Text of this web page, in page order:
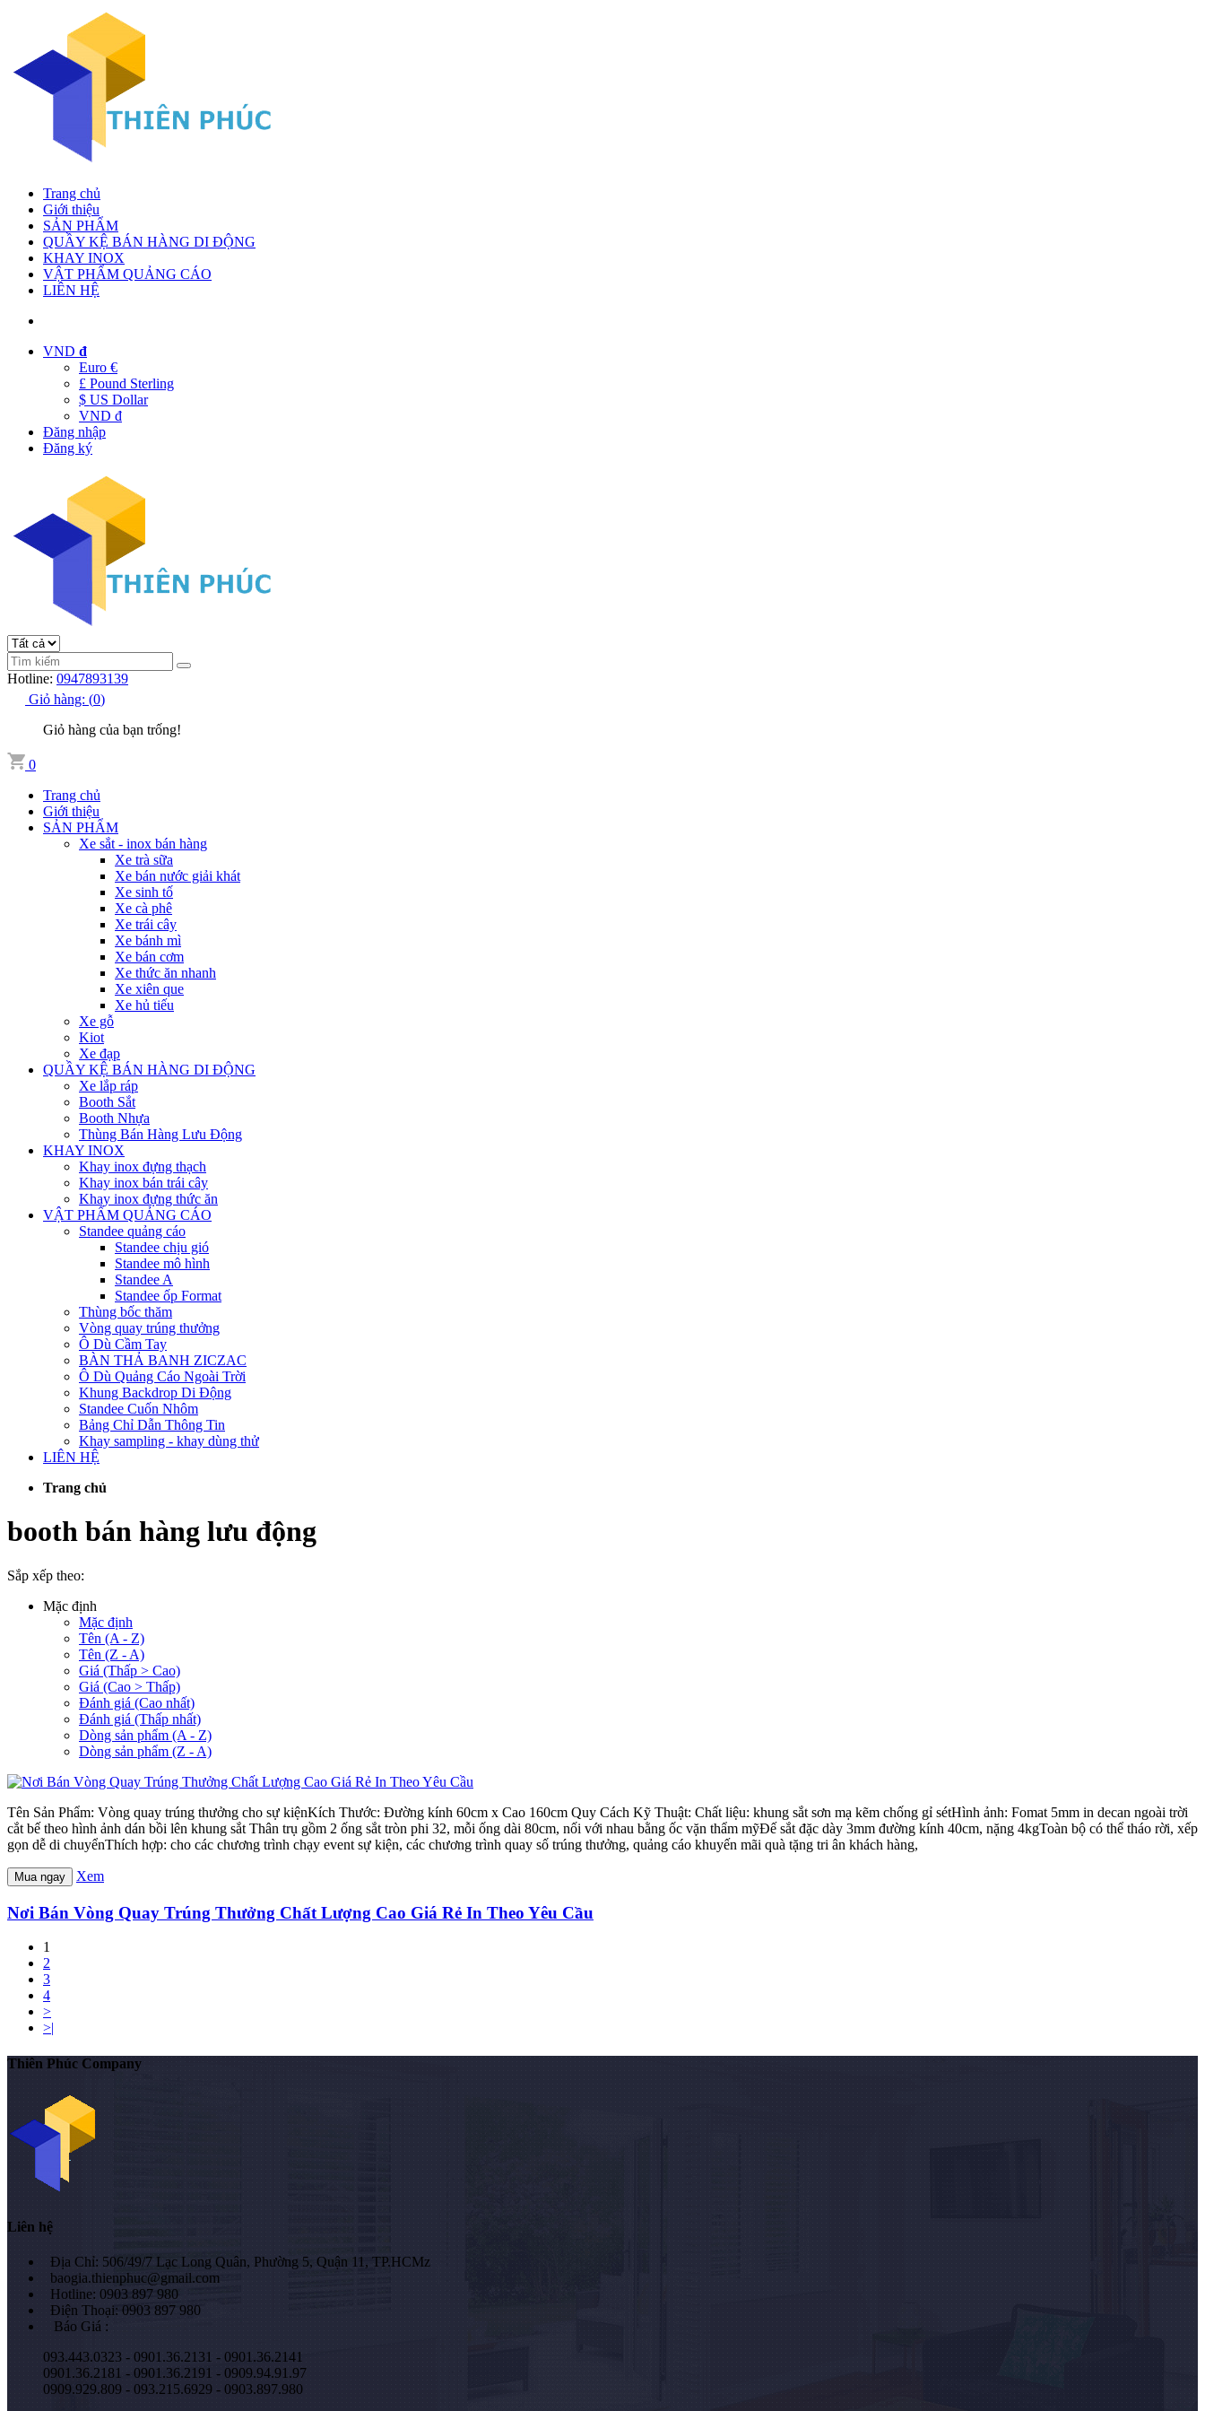
Trang chủ
Giới thiệu
SẢN PHẨM
QUẦY KỆ BÁN HÀNG DI ĐỘNG
KHAY INOX
VẬT PHẨM QUẢNG CÁO
LIÊN HỆ
VND đ
Euro €
£ Pound Sterling
$ US Dollar
VND đ
Đăng nhập
Đăng ký
Hotline: 0947893139
Giỏ hàng: (0)
Giỏ hàng của bạn trống!
0
Trang chủ
Giới thiệu
SẢN PHẨM
Xe sắt - inox bán hàng
Xe trà sữa
Xe bán nước giải khát
Xe sinh tố
Xe cà phê
Xe trái cây
Xe bánh mì
Xe bán cơm
Xe thức ăn nhanh
Xe xiên que
Xe hủ tiếu
Xe gỗ
Kiot
Xe đạp
QUẦY KỆ BÁN HÀNG DI ĐỘNG
Xe lắp ráp
Booth Sắt
Booth Nhựa
Thùng Bán Hàng Lưu Động
KHAY INOX
Khay inox đựng thạch
Khay inox bán trái cây
Khay inox đựng thức ăn
VẬT PHẨM QUẢNG CÁO
Standee quảng cáo
Standee chịu gió
Standee mô hình
Standee A
Standee ốp Format
Thùng bốc thăm
Vòng quay trúng thưởng
Ô Dù Cầm Tay
BÀN THẢ BANH ZICZAC
Ô Dù Quảng Cáo Ngoài Trời
Khung Backdrop Di Động
Standee Cuốn Nhôm
Bảng Chỉ Dẫn Thông Tin
Khay sampling - khay dùng thử
LIÊN HỆ
Trang chủ
booth bán hàng lưu động
Sắp xếp theo:
Mặc định
Mặc định
Tên (A - Z)
Tên (Z - A)
Giá (Thấp > Cao)
Giá (Cao > Thấp)
Đánh giá (Cao nhất)
Đánh giá (Thấp nhất)
Dòng sản phẩm (A - Z)
Dòng sản phẩm (Z - A)
Tên Sản Phẩm: Vòng quay trúng thưởng cho sự kiệnKích Thước: Đường kính 60cm x Cao 160cm Quy Cách Kỹ Thuật: Chất liệu: khung sắt sơn mạ kẽm chống gỉ sétHình ảnh: Fomat 5mm in decan ngoài trời
cắt bế theo hình ảnh dán bồi lên khung sắt Thân trụ gồm 2 ống sắt tròn phi 32, mỗi ống dài 80cm, nối với nhau bằng ốc vặn thẩm mỹĐế sắt đặc dày 3mm đường kính 40cm, nặng 4kgToàn bộ có thể tháo rời, xếp
gọn dễ di chuyểnThích hợp: cho các chương trình chạy event sự kiện, các chương trình quay số trúng thưởng, quảng cáo khuyến mãi quà tặng tri ân khách hàng,
Mua ngay Xem
Nơi Bán Vòng Quay Trúng Thưởng Chất Lượng Cao Giá Rẻ In Theo Yêu Cầu
1
2
3
4
>
>|
Thiên Phúc Company
Liên hệ
Địa Chỉ: 506/49/7 Lạc Long Quân, Phường 5, Quận 11, TP.HCMz
baogia.thienphuc@gmail.com
Hotline: 0903 897 980
Điện Thoại: 0903 897 980
Báo Giá :
093.443.0323 - 0901.36.2131 - 0901.36.2141
0901.36.2181 - 0901.36.2191 - 0909.94.91.97
0909.929.809 - 093.215.6929 - 0903.897.980